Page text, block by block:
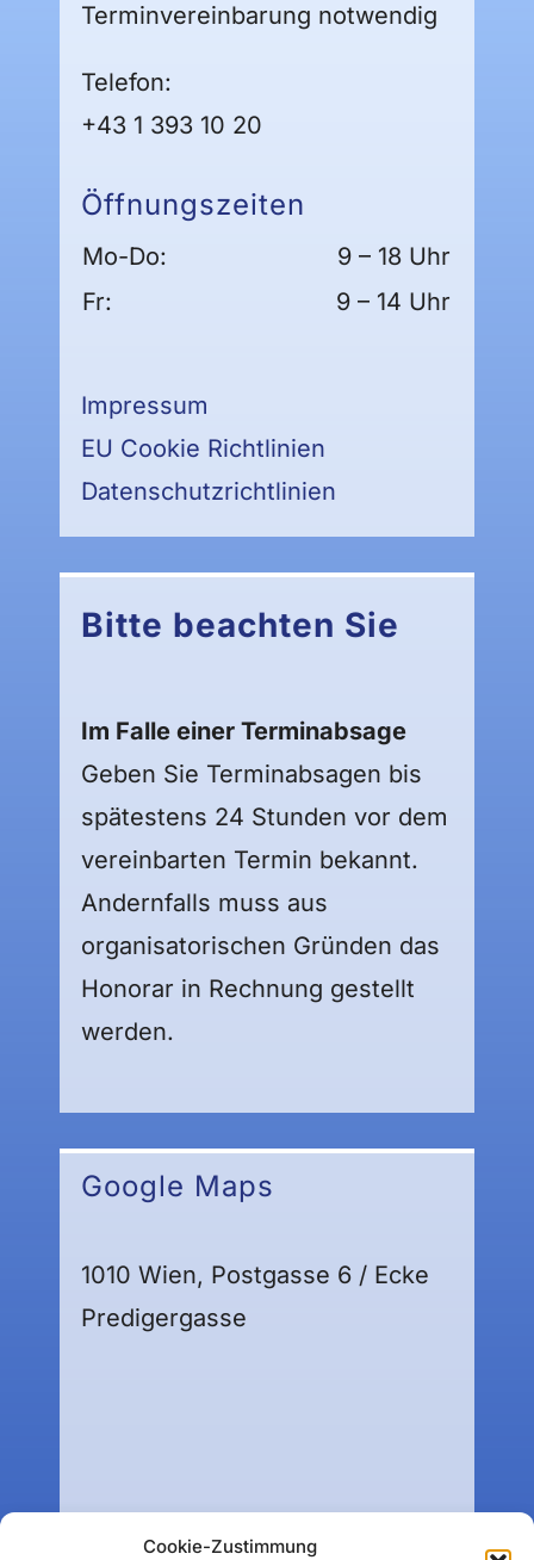
Cookie-Zustimmung
Terminvereinbarung notwendig
Telefon:
+43 1 393 10 20
Öffnungszeiten
Mo-Do:
9 – 18 Uhr
Fr:
9 – 14 Uhr
Impressum
EU Cookie Richtlinien
Datenschutzrichtlinien
Bitte beachten Sie
Im Falle einer Terminabsage
Geben Sie Terminabsagen bis
spätestens 24 Stunden vor dem
vereinbarten Termin bekannt.
Andernfalls muss aus
organisatorischen Gründen das
Honorar in Rechnung gestellt
werden.
Google Maps
1010 Wien, Postgasse 6 / Ecke
Predigergasse